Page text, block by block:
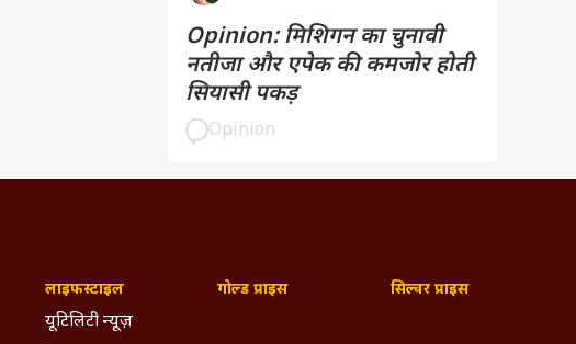
Opinion: मिशिगन का चुनावी
नतीजा और एपेक की कमजोर होती
सियासी पकड़
Opinion
लाइफस्टाइल
यूटिलिटी न्यूज़
गोल्ड प्राइस सिल्वर प्राइस